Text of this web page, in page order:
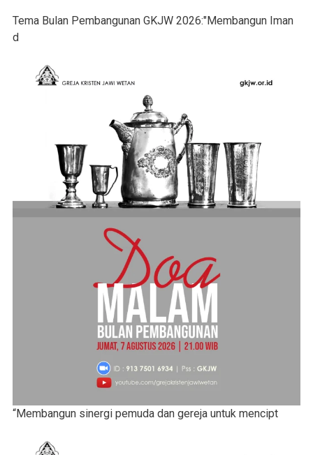
Tema Bulan Pembangunan GKJW 2026:"Membangun Iman
d
“Membangun sinergi pemuda dan gereja untuk mencipt